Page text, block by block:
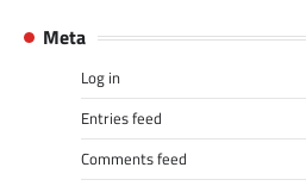
Meta
Log in
Entries feed
Comments feed